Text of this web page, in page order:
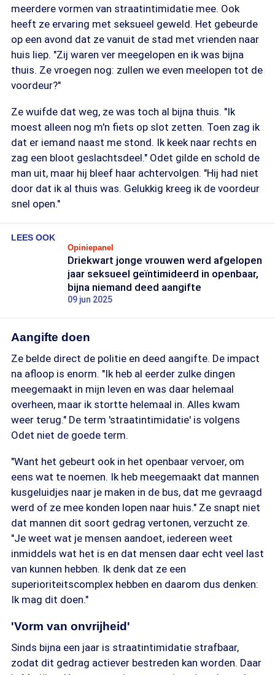
meerdere vormen van straatintimidatie mee. Ook
heeft ze ervaring met seksueel geweld. Het gebeurde
op een avond dat ze vanuit de stad met vrienden naar
huis liep. "Zij waren ver meegelopen en ik was bijna
thuis. Ze vroegen nog: zullen we even meelopen tot de
voordeur?"
Ze wuifde dat weg, ze was toch al bijna thuis. "Ik
moest alleen nog m'n fiets op slot zetten. Toen zag ik
dat er iemand naast me stond. Ik keek naar rechts en
zag een bloot geslachtsdeel." Odet gilde en schold de
man uit, maar hij bleef haar achtervolgen. "Hij had niet
door dat ik al thuis was. Gelukkig kreeg ik de voordeur
snel open."
LEES OOK
Opiniepanel
Driekwart jonge vrouwen werd afgelopen
jaar seksueel geïntimideerd in openbaar,
bijna niemand deed aangifte
09 jun 2025
Aangifte doen
Ze belde direct de politie en deed aangifte. De impact
na afloop is enorm. "Ik heb al eerder zulke dingen
meegemaakt in mijn leven en was daar helemaal
overheen, maar ik stortte helemaal in. Alles kwam
weer terug." De term 'straatintimidatie' is volgens
Odet niet de goede term.
"Want het gebeurt ook in het openbaar vervoer, om
eens wat te noemen. Ik heb meegemaakt dat mannen
kusgeluidjes naar je maken in de bus, dat me gevraagd
werd of ze mee konden lopen naar huis." Ze snapt niet
dat mannen dit soort gedrag vertonen, verzucht ze.
"Je weet wat je mensen aandoet, iedereen weet
inmiddels wat het is en dat mensen daar echt veel last
van kunnen hebben. Ik denk dat ze een
superioriteitscomplex hebben en daarom dus denken:
Ik mag dit doen."
'Vorm van onvrijheid'
Sinds bijna een jaar is straatintimidatie strafbaar,
zodat dit gedrag actiever bestreden kan worden. Daar